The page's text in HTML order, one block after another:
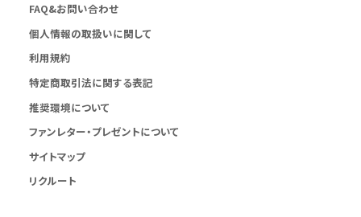
FAQ&お問い合わせ
個人情報の取扱いに関して
利用規約
特定商取引法に関する表記
推奨環境について
ファンレター・プレゼントについて
サイトマップ
リクルート